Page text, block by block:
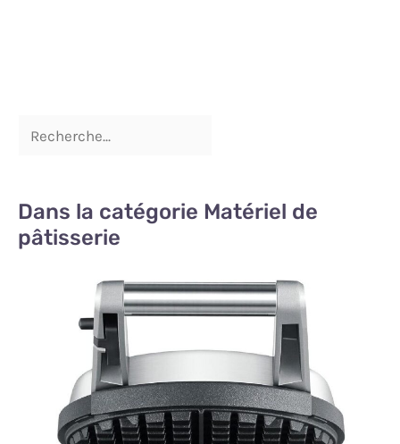
Dans la catégorie Matériel de
pâtisserie